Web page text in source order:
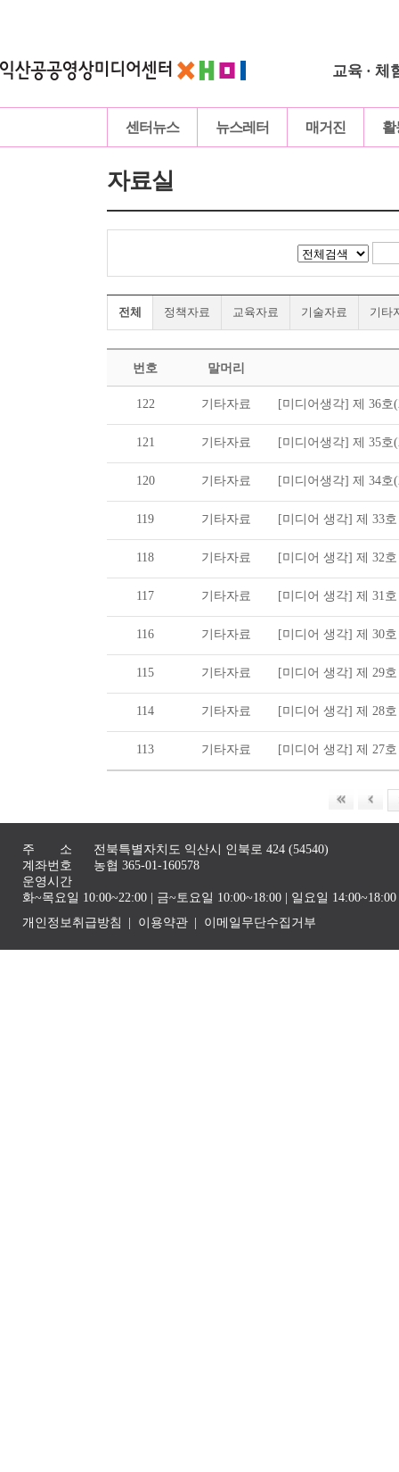
교육 · 체
센터뉴스 뉴스레터 매거진 활
자료실
전체 정책자료 교육자료 기술자료 기타
번호 말머리
122 기타자료 [미디어생각] 제 36호
121 기타자료 [미디어생각] 제 35호
120 기타자료 [미디어생각] 제 34호
119 기타자료 [미디어 생각] 제 33호
118 기타자료 [미디어 생각] 제 32호
117 기타자료 [미디어 생각] 제 31호
116 기타자료 [미디어 생각] 제 30호
115 기타자료 [미디어 생각] 제 29호
114 기타자료 [미디어 생각] 제 28호
113 기타자료 [미디어 생각] 제 27호
주 소
전북특별자치도 익산시 인북로 424 (54540)
계좌번호
농협 365-01-160578
운영시간
화~목요일 10:00~22:00 | 금~토요일 10:00~18:00 | 일요일
개인정보취급방침
이용약관 이메일무단수집거부